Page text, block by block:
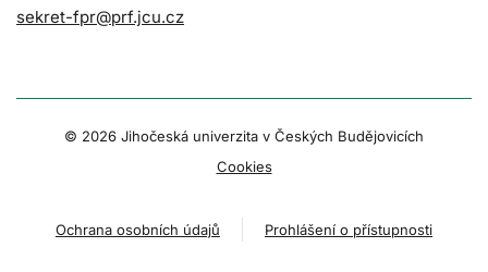
sekret-fpr@prf.jcu.cz
© 2026 Jihočeská univerzita v Českých Budějovicích
Cookies
Ochrana osobních údajů Prohlášení o přístupnosti